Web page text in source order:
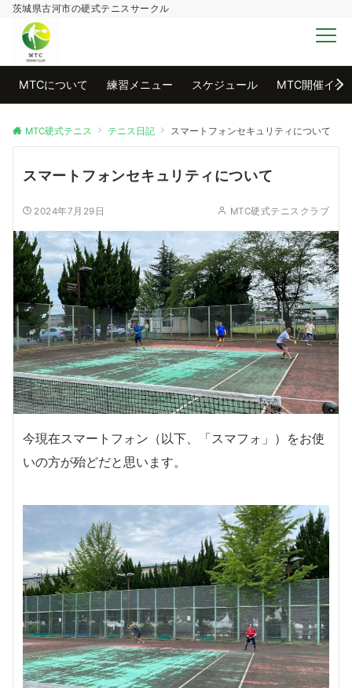
茨城県古河市の硬式テニスサークル
MTCについて 練習メニュー スケジュール MTC開催イベ
MTC硬式テニス テニス日記 スマートフォンセキュリティについて
スマートフォンセキュリティについて
2024年7月29日 MTC硬式テニスクラブ
今現在スマートフォン（以下、「スマフォ」）をお使
いの方が殆どだと思います。